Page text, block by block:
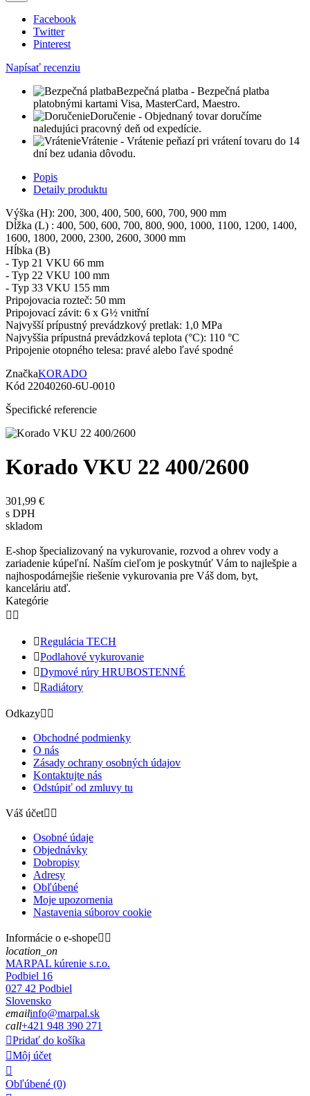
Facebook
Twitter
Pinterest
Napísať recenziu
Bezpečná platba - Bezpečná platba
platobnými kartami Visa, MasterCard, Maestro.
Doručenie - Objednaný tovar doručíme
naledujúci pracovný deň od expedície.
Vrátenie - Vrátenie peňazí pri vrátení tovaru do 14
dní bez udania dôvodu.
Popis
Detaily produktu
Výška (H): 200, 300, 400, 500, 600, 700, 900 mm
Dĺžka (L) : 400, 500, 600, 700, 800, 900, 1000, 1100, 1200, 1400,
1600, 1800, 2000, 2300, 2600, 3000 mm
Hĺbka (B)
- Typ 21 VKU 66 mm
- Typ 22 VKU 100 mm
- Typ 33 VKU 155 mm
Pripojovacia rozteč: 50 mm
Pripojovací závit: 6 x G½ vnitřní
Najvyšší prípustný prevádzkový pretlak: 1,0 MPa
Najvyššia prípustná prevádzková teplota (°C): 110 °C
Pripojenie otopného telesa: pravé alebo ľavé spodné
ZnačkaKORADO
Kód 22040260-6U-0010
Špecifické referencie
Korado VKU 22 400/2600
301,99 €
s DPH
skladom
E-shop špecializovaný na vykurovanie, rozvod a ohrev vody a
zariadenie kúpeľní. Naším cieľom je poskytnúť Vám to najlešpie a
najhospodárnejšie riešenie vykurovania pre Váš dom, byt,
kanceláriu atď.
Kategórie
 
Regulácia TECH
Podlahové vykurovanie
Dymové rúry HRUBOSTENNÉ
Radiátory
Odkazy 
Obchodné podmienky
O nás
Zásady ochrany osobných údajov
Kontaktujte nás
Odstúpiť od zmluvy tu
Váš účet 
Osobné údaje
Objednávky
Dobropisy
Adresy
Obľúbené
Moje upozornenia
Nastavenia súborov cookie
Informácie o e-shope 
location_on
MARPAL kúrenie s.r.o.
Podbiel 16
027 42 Podbiel
Slovensko
emailinfo@marpal.sk
call+421 948 390 271
Pridať do košíka
Môj účet

Obľúbené (0)